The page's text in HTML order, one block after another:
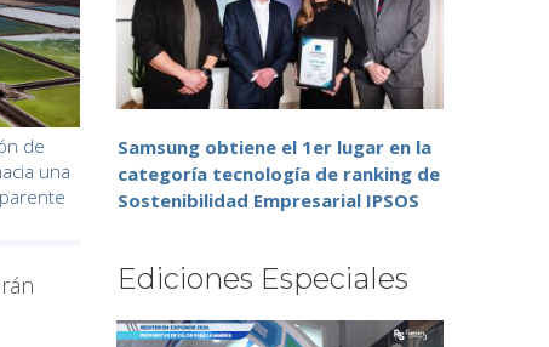
de
una
Samsung obtiene el 1er lugar en la
categoría tecnología de ranking de
Sostenibilidad Empresarial IPSOS
Ediciones Especiales